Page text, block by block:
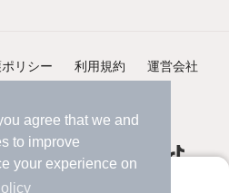
agree that we and
to improve
your experience on
サクサクお部屋探し
リシー 利用規約 運営会社